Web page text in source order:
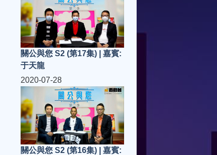
關公與您 S2 (第17集) | 嘉賓:
于天龍
2020-07-28
關公與您 S2 (第16集) | 嘉賓: